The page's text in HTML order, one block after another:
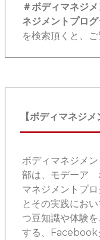
＃ボディマネジ
ネジメントプロ
を検索頂くと、ご
【ボディマネジ
ボディマネジメ
部は、モデーア
マネジメントプ
とその実践にお
つ豆知識や体験
する、Facebook